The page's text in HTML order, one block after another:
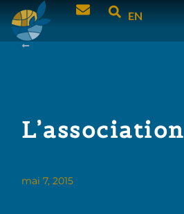
EN
L’association
mai 7, 2015